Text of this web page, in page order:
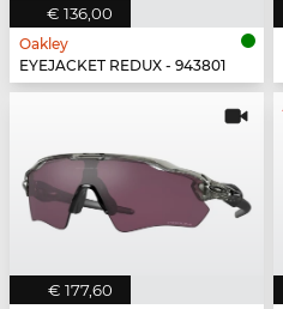
€ 136,00
Oakley
EYEJACKET REDUX - 943801
€ 177,60